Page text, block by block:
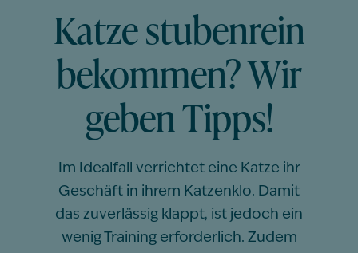
Katze stubenrein
bekommen? Wir
geben Tipps!
Im Idealfall verrichtet eine Katze ihr
Geschäft in ihrem Katzenklo. Damit
das zuverlässig klappt, ist jedoch ein
wenig Training erforderlich. Zudem